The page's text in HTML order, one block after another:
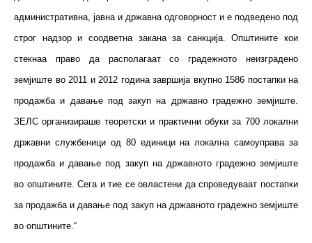
административна, јавна и државна одговорност и е подведено под
строг надзор и соодветна закана за санкција. Општините кои
стекнаа право да располагаат со градежното неизградено
земјиште во 2011 и 2012 година завршија вкупно 1586 постапки на
продажба и давање под закуп на државно градежно земјиште.
ЗЕЛС организираше теоретски и практични обуки за 700 локални
државни службеници од 80 единици на локална самоуправа за
продажба и давање под закуп на државното градежно земјиште
во општините. Сега и тие се овластени да спроведуваат постапки
за продажба и давање под закуп на државното градежно земјиште
во општините.“